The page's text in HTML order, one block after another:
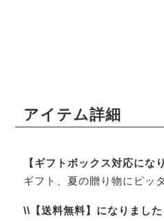
アイテム詳細
【ギフトボックス対応にな
ギフト、夏の贈り物にピッ
\\【送料無料】になりまし